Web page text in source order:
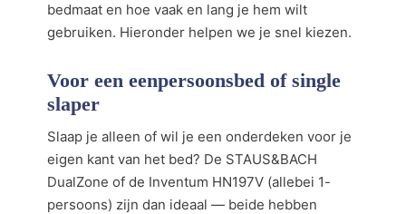
bedmaat en hoe vaak en lang je hem wilt
gebruiken. Hieronder helpen we je snel kiezen.
Voor een eenpersoonsbed of single
slaper
Slaap je alleen of wil je een onderdeken voor je
eigen kant van het bed? De STAUS&BACH
DualZone of de Inventum HN197V (allebei 1-
persoons) zijn dan ideaal — beide hebben